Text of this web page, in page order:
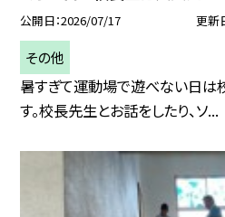
公開日 2026/07/17 更新
その他
暑すぎて運動場で遊べない日は
す。校長先生とお話をしたり、ソ...